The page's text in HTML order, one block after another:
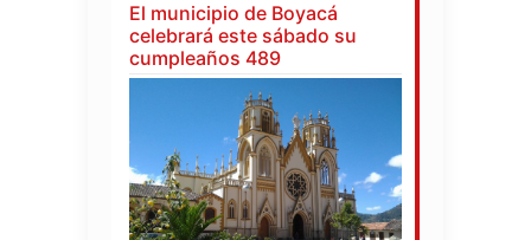
El municipio de Boyacá
celebrará este sábado su
cumpleaños 489